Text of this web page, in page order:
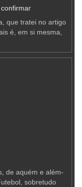
que tratei no artigo
é, em si mesma,
de aquém e além-
sobretudo